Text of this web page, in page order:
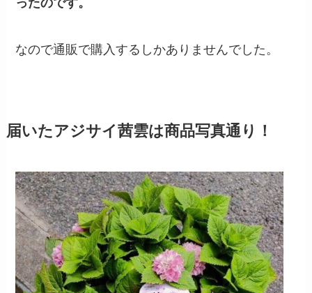
なので通販で購入するしかありませんでした。
届いたアジサイ茜雲は商品写真通り！